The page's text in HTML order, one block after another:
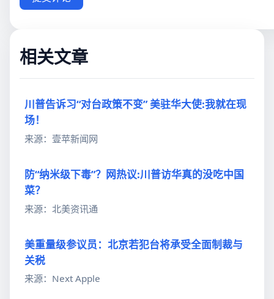
相关文章
川普告诉习“对台政策不变” 美驻华大使:我就在现
场！
来源：壹苹新闻网
防“纳米级下毒”？网热议:川普访华真的没吃中国
菜？
来源：北美资讯通
美重量级参议员：北京若犯台将承受全面制裁与
关税
来源：Next Apple